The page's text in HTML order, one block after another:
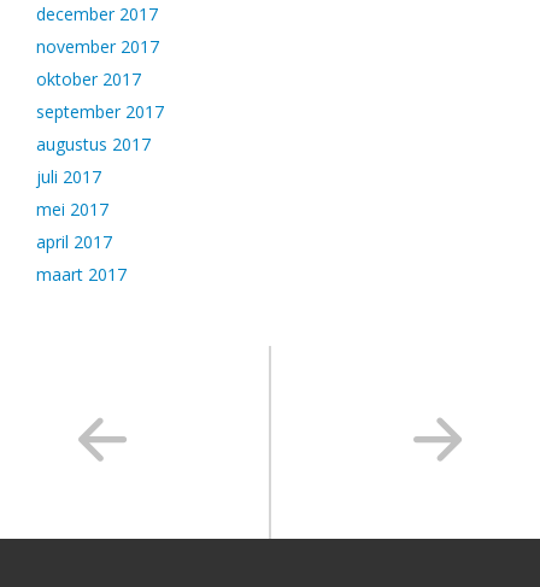
december 2017
november 2017
oktober 2017
september 2017
augustus 2017
juli 2017
mei 2017
april 2017
maart 2017